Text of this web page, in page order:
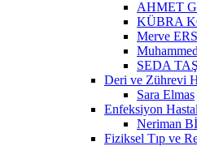
AHMET
KÜBRA
Merve
SEDA
Deri ve Zührevi
Sara Elmas
Enfeksiyon
Neriman
Fiziksel Tıp ve